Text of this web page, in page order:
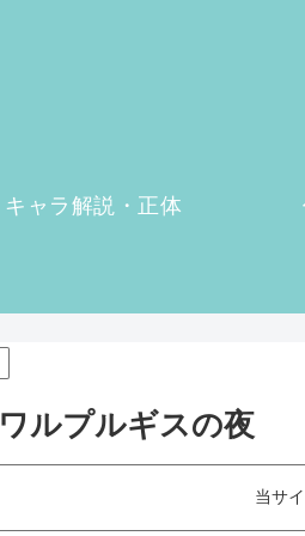
キャラ解説・正体
ワルプルギスの夜
当サ